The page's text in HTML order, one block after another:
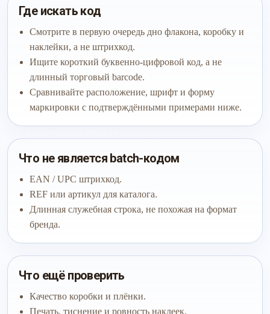
Где искать код
Смотрите в первую очередь дно флакона, коробку и
наклейки, а не штрихкод.
Ищите короткий буквенно-цифровой код, а не
длинный торговый barcode.
Сравнивайте расположение, шрифт и форму
маркировки с подтверждёнными примерами ниже.
Что не является batch-кодом
EAN / UPC штрихкод.
REF или артикул для каталога.
Длинная служебная строка, не похожая на формат
бренда.
Что ещё проверить
Качество коробки и плёнки.
Печать, тиснение и ровность наклеек.